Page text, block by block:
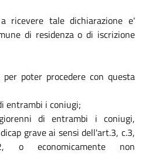
ricevere tale dichiarazione e'
di residenza o di iscrizione
per poter procedere con questa
entrambi i coniugi;
di entrambi i coniugi,
grave ai sensi dell'art.3, c.3,
o economicamente non